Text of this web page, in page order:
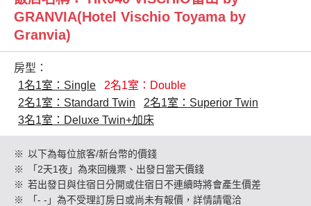
創造旅遊
GRANVIA(Hotel Vischio Toyama by
Granvia)
房型：
1名1室：Single
2名1室：Double
2名1室：Standard Twin
2名1室：Superior Twin
3名1室：Deluxe Twin+加床
※ 以下為每位旅客/新台幣的價錢
※
「2天1夜」為來回機票、出發日當天價錢
※ 若出發日與住宿日分開或住宿日不連續時將會產生價差
※
「- -」為不受理訂房日或尚未有報價，詳情請電洽